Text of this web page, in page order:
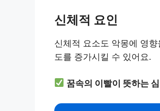
신체적 요인
신체적 요소도 악몽에 영
도를 증가시킬 수 있어요.
꿈속의 이빨이 뜻하는